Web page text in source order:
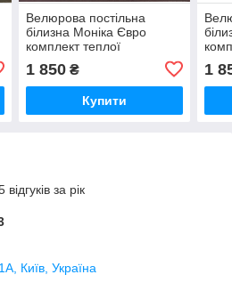
Велюрова постільна
білизна Моніка Євро
комплект теплої
велике ліжко.
1 850₴
Купити
1
за рік
Київ, Україна